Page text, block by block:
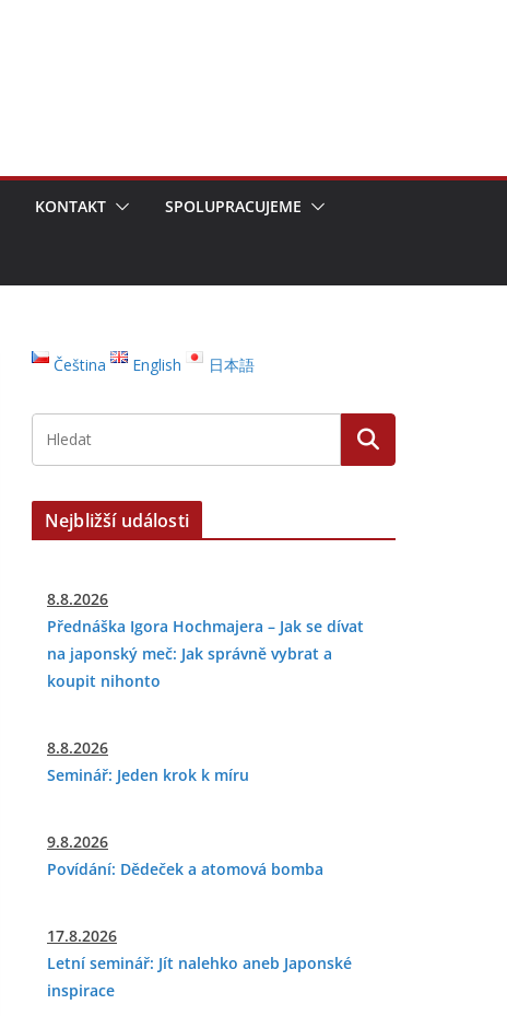
KONTAKT SPOLUPRACUJEME
Čeština English 日本語
Nejbližší události
8.8.2026
Přednáška Igora Hochmajera – Jak se dívat
na japonský meč: Jak správně vybrat a
koupit nihonto
8.8.2026
Seminář: Jeden krok k míru
9.8.2026
Povídání: Dědeček a atomová bomba
17.8.2026
Letní seminář: Jít nalehko aneb Japonské
inspirace